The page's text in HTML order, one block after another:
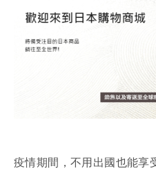
疫情期間，不用出國也能享